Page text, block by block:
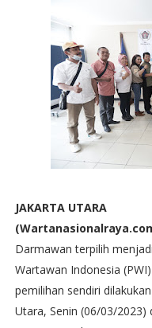
JAKARTA UTARA
Darmawan terpilih
Wartawan Indonesia
pemilihan sendiri
Utara, Senin (06/03/2023)